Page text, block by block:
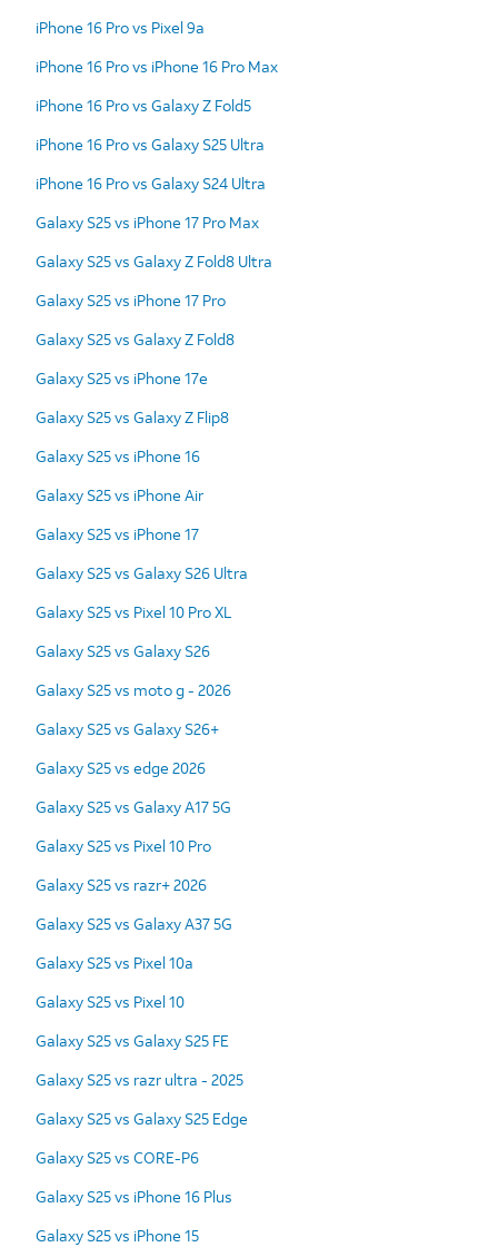
iPhone 16 Pro vs Pixel 9a
iPhone 16 Pro vs iPhone 16 Pro Max
iPhone 16 Pro vs Galaxy Z Fold5
iPhone 16 Pro vs Galaxy S25 Ultra
iPhone 16 Pro vs Galaxy S24 Ultra
Galaxy S25 vs iPhone 17 Pro Max
Galaxy S25 vs Galaxy Z Fold8 Ultra
Galaxy S25 vs iPhone 17 Pro
Galaxy S25 vs Galaxy Z Fold8
Galaxy S25 vs iPhone 17e
Galaxy S25 vs Galaxy Z Flip8
Galaxy S25 vs iPhone 16
Galaxy S25 vs iPhone Air
Galaxy S25 vs iPhone 17
Galaxy S25 vs Galaxy S26 Ultra
Galaxy S25 vs Pixel 10 Pro XL
Galaxy S25 vs Galaxy S26
Galaxy S25 vs moto g - 2026
Galaxy S25 vs Galaxy S26+
Galaxy S25 vs edge 2026
Galaxy S25 vs Galaxy A17 5G
Galaxy S25 vs Pixel 10 Pro
Galaxy S25 vs razr+ 2026
Galaxy S25 vs Galaxy A37 5G
Galaxy S25 vs Pixel 10a
Galaxy S25 vs Pixel 10
Galaxy S25 vs Galaxy S25 FE
Galaxy S25 vs razr ultra - 2025
Galaxy S25 vs Galaxy S25 Edge
Galaxy S25 vs CORE-P6
Galaxy S25 vs iPhone 16 Plus
Galaxy S25 vs iPhone 15